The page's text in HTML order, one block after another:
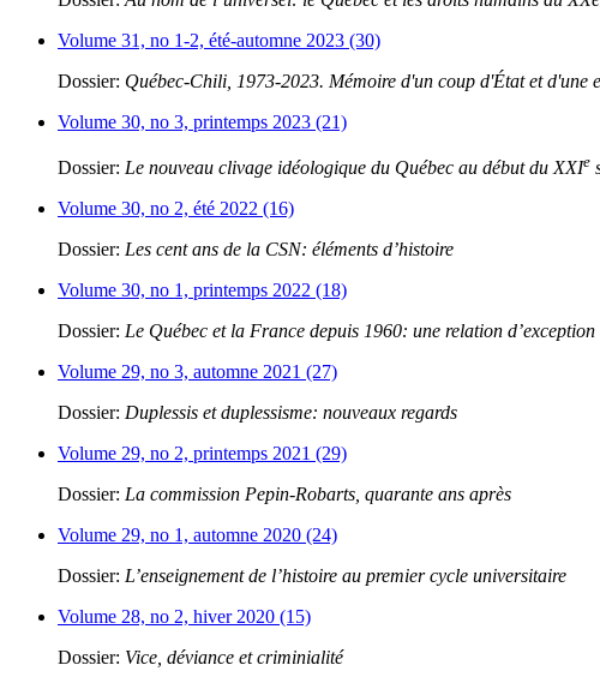
Volume 31, no 1-2, été-automne 2023 (30)
Dossier: Québec-Chili, 1973-2023. Mémoire d'un coup d'État et d'une
Volume 30, no 3, printemps 2023 (21)
Dossier: Le nouveau clivage idéologique du Québec au début du XXIe
Volume 30, no 2, été 2022 (16)
Dossier: Les cent ans de la CSN: éléments d’histoire
Volume 30, no 1, printemps 2022 (18)
Dossier: Le Québec et la France depuis 1960: une relation d’exception
Volume 29, no 3, automne 2021 (27)
Dossier: Duplessis et duplessisme: nouveaux regards
Volume 29, no 2, printemps 2021 (29)
Dossier: La commission Pepin-Robarts, quarante ans après
Volume 29, no 1, automne 2020 (24)
Dossier: L’enseignement de l’histoire au premier cycle universitaire
Volume 28, no 2, hiver 2020 (15)
Dossier: Vice, déviance et criminialité